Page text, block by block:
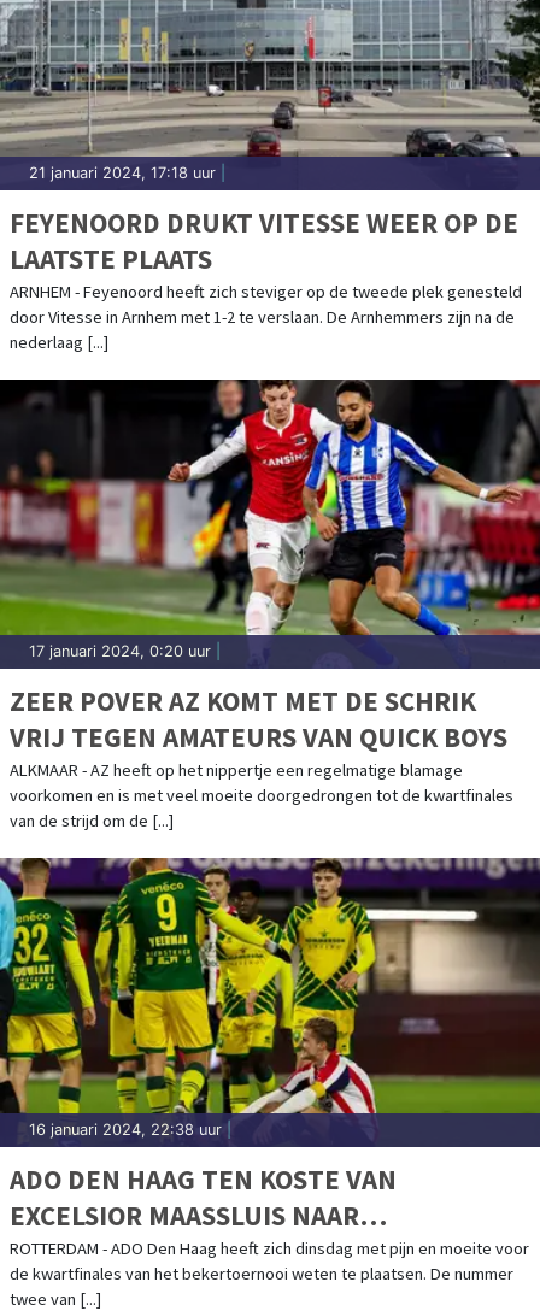
21 januari 2024, 17:18 uur
FEYENOORD DRUKT VITESSE WEER OP DE
LAATSTE PLAATS
ARNHEM - Feyenoord heeft zich steviger op de tweede plek genesteld
door Vitesse in Arnhem met 1-2 te verslaan. De Arnhemmers zijn na de
nederlaag [...]
17 januari 2024, 0:20 uur
ZEER POVER AZ KOMT MET DE SCHRIK
VRIJ TEGEN AMATEURS VAN QUICK BOYS
ALKMAAR - AZ heeft op het nippertje een regelmatige blamage
voorkomen en is met veel moeite doorgedrongen tot de kwartfinales
van de strijd om de [...]
16 januari 2024, 22:38 uur
ADO DEN HAAG TEN KOSTE VAN
EXCELSIOR MAASSLUIS NAAR
KWARTFINALE
ROTTERDAM - ADO Den Haag heeft zich dinsdag met pijn en moeite voor
de kwartfinales van het bekertoernooi weten te plaatsen. De nummer
twee van [...]